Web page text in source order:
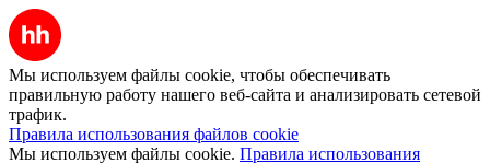
Мы используем файлы cookie, чтобы обеспечивать
правильную работу нашего веб-сайта и анализировать сетевой
трафик.
Правила использования файлов cookie
Мы используем файлы cookie. Правила использования